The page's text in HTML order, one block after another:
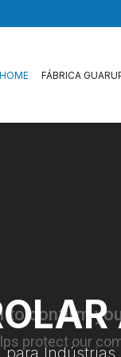
HOME FÁBRICA